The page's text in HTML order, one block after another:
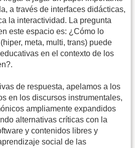
a través de interfaces didácticas,
la interactividad. La pregunta
este espacio es: ¿Cómo lo
meta, multi, trans) puede
en el contexto de los
de respuesta, apelamos a los
en los discursos instrumentales,
ampliamente expandidos
alternativas críticas con la
y contenidos libres y
social de las